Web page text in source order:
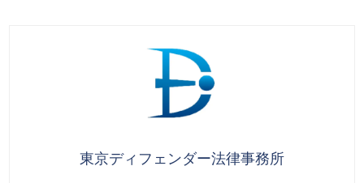
東京ディフェンダー法律事務所